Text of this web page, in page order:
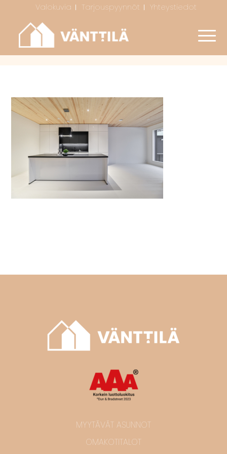
Valokuvia Tarjouspyynnöt Yhteystiedot
MYYTÄVÄT ASUNNOT
OMAKOTITALOT